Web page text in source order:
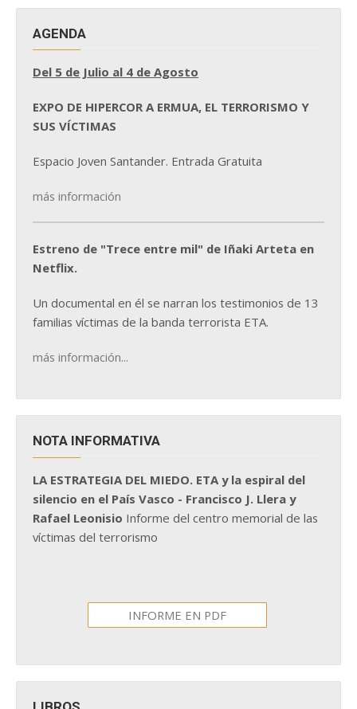
AGENDA
Del 5 de Julio al 4 de Agosto
EXPO DE HIPERCOR A ERMUA, EL TERRORISMO Y
SUS VÍCTIMAS
Espacio Joven Santander. Entrada Gratuita
más información
Estreno de "Trece entre mil" de Iñaki Arteta en
Netflix.
Un documental en él se narran los testimonios de 13
familias víctimas de la banda terrorista ETA.
más información...
NOTA INFORMATIVA
LA ESTRATEGIA DEL MIEDO. ETA y la espiral del
silencio en el País Vasco - Francisco J. Llera y
Rafael Leonisio Informe del centro memorial de las
víctimas del terrorismo
INFORME EN PDF